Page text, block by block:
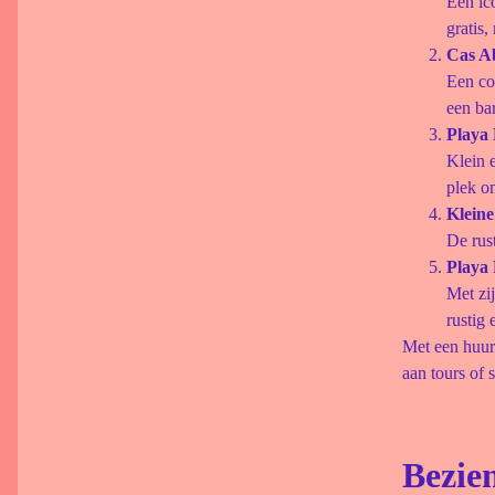
gratis,
Cas
Een
een
Playa
Klein
plek
De
Playa
Met
rustig
Met een
aan tours of